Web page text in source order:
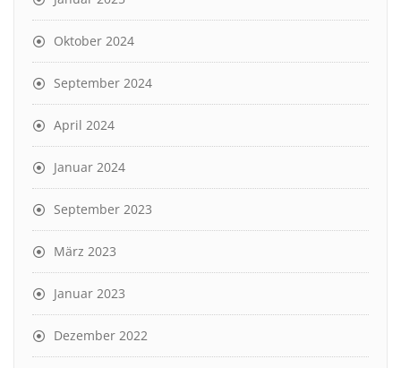
Oktober 2024
September 2024
April 2024
Januar 2024
September 2023
März 2023
Januar 2023
Dezember 2022